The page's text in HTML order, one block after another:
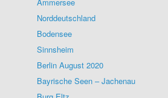
Norddeutschland
Bodensee
Sinnsheim
Berlin August 2020
Bayrische Seen – Jachenau